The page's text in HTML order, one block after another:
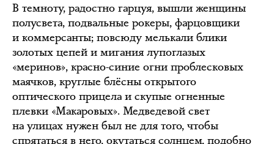
В темноту, радостно гарцуя, вышли женщины
полусвета, подвальные рокеры, фарцовщики
и коммерсанты; повсюду мелькали блики
золотых цепей и мигания лупоглазых
«меринов», красно-синие огни проблесковых
маячков, круглые блёсны открытого
оптического прицела и скупые огненные
плевки «Макаровых». Медведевой свет
на улицах нужен был не для того, чтобы
спрятаться в него, окутаться солнцем, подобно